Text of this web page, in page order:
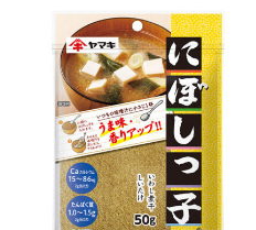
楽チン屋®
レシピ特設サイト
割烹白だしレシピ特集
だし巻き卵特集